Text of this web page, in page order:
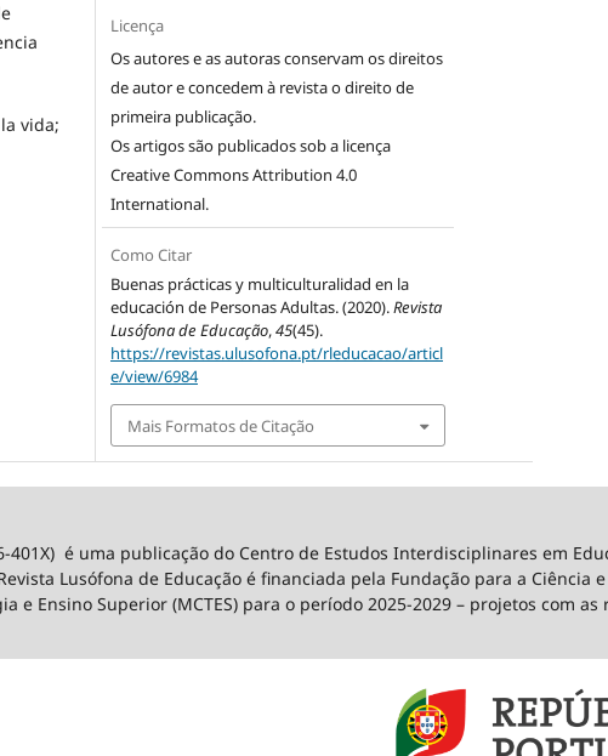
vida;
Licença
Os autores e as autoras conservam os direitos
de autor e concedem à revista o direito de
primeira publicação.
Os artigos são publicados sob a licença
Creative Commons Attribution 4.0
International.
Como Citar
Buenas prácticas y multiculturalidad en la
educación de Personas Adultas. (2020).Revista
Lusófona de Educação,45(45).
https://revistas.ulusofona.pt/rleducacao/articl
e/view/6984
Mais Formatos de Citação
401X) é uma publicação do Centro de Estudos Interdisciplinares em
Lusófona de Educação é financiada pela Fundação para a Ciência e
Ensino Superior (MCTES) para o período 2025-2029 – projetos com as